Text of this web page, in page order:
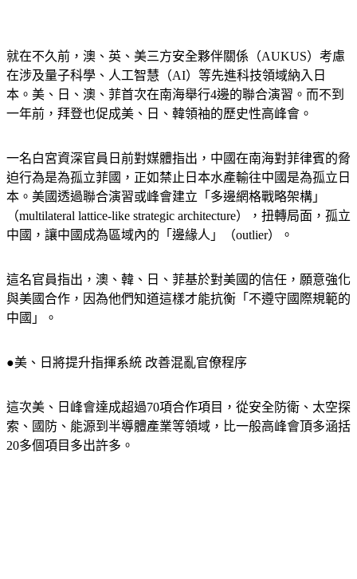
就在不久前，澳、英、美三方安全夥伴關係（AUKUS）考慮
在涉及量子科學、人工智慧（AI）等先進科技領域納入日
本。美、日、澳、菲首次在南海舉行4邊的聯合演習。而不到
一年前，拜登也促成美、日、韓領袖的歷史性高峰會。
一名白宮資深官員日前對媒體指出，中國在南海對菲律賓的脅
迫行為是為孤立菲國，正如禁止日本水產輸往中國是為孤立日
本。美國透過聯合演習或峰會建立「多邊網格戰略架構」
（multilateral lattice-like strategic architecture），扭轉局面，孤立
中國，讓中國成為區域內的「邊緣人」（outlier）。
這名官員指出，澳、韓、日、菲基於對美國的信任，願意強化
與美國合作，因為他們知道這樣才能抗衡「不遵守國際規範的
中國」。
●美、日將提升指揮系統 改善混亂官僚程序
這次美、日峰會達成超過70項合作項目，從安全防衛、太空探
索、國防、能源到半導體產業等領域，比一般高峰會頂多涵括
20多個項目多出許多。